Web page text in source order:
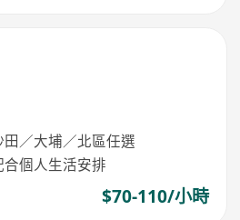
／大埔／北區任選
個人生活安排
$70-110/小時